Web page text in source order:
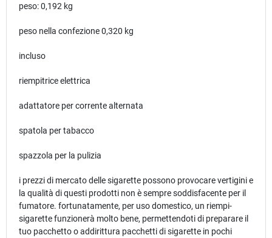
peso: 0,192 kg
peso nella confezione 0,320 kg
incluso
riempitrice elettrica
adattatore per corrente alternata
spatola per tabacco
spazzola per la pulizia
i prezzi di mercato delle sigarette possono provocare vertigini e
la qualità di questi prodotti non è sempre soddisfacente per il
fumatore. fortunatamente, per uso domestico, un riempi-
sigarette funzionerà molto bene, permettendoti di preparare il
tuo pacchetto o addirittura pacchetti di sigarette in pochi